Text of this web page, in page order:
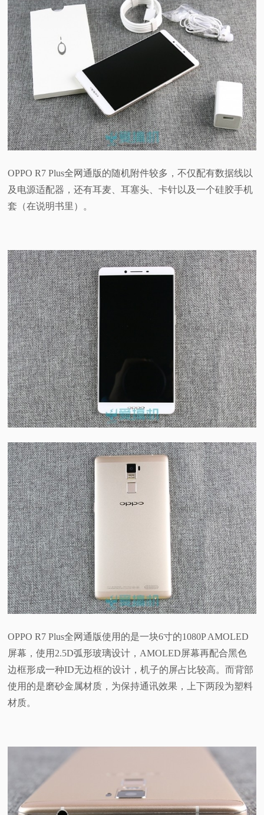
OPPO R7 Plus全网通版的随机附件较多，不仅配有数据线以
及电源适配器，还有耳麦、耳塞头、卡针以及一个硅胶手机
套（在说明书里）。
OPPO R7 Plus全网通版使用的是一块6寸的1080P AMOLED
屏幕，使用2.5D弧形玻璃设计，AMOLED屏幕再配合黑色
边框形成一种ID无边框的设计，机子的屏占比较高。而背部
使用的是磨砂金属材质，为保持通讯效果，上下两段为塑料
材质。